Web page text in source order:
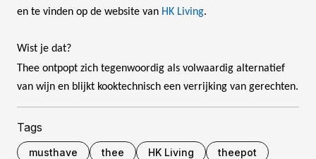
en te vinden op de website van HK Living.
Wist je dat?
Thee ontpopt zich tegenwoordig als volwaardig alternatief
van wijn en blijkt kooktechnisch een verrijking van gerechten.
Tags
musthave thee HK Living theepot